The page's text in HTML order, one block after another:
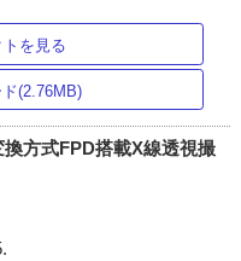
を見る
(2.76MB)
方式FPD搭載X線透視撮